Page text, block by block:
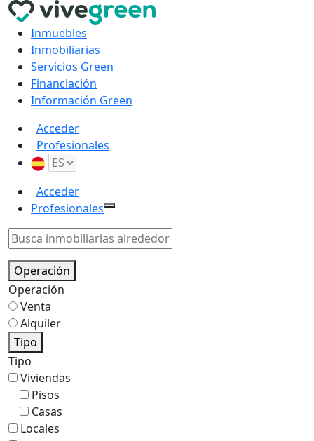
Inmuebles
Inmobiliarias
Servicios Green
Financiación
Información Green
Acceder
Profesionales
Acceder
Profesionales
Operación
Operación
Venta
Alquiler
Tipo
Tipo
Viviendas
Pisos
Casas
Locales